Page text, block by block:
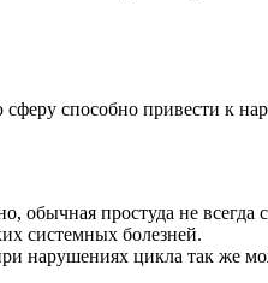
способно привести к
обычная простуда не всегда
системных болезней.
нарушениях цикла так же